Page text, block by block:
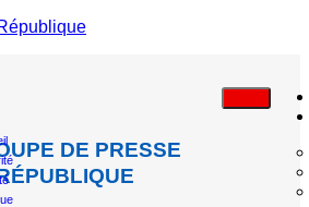
DE PRESSE